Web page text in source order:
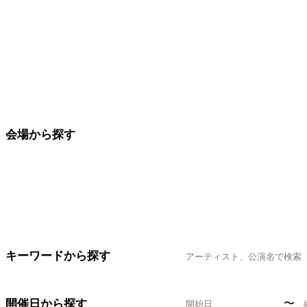
会場から探す
キーワードから探す
開催日から探す 〜